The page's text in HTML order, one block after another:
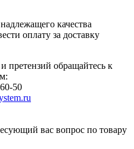
качества
оплату за доставку
претензий обращайтесь к
50
вас вопрос по товару